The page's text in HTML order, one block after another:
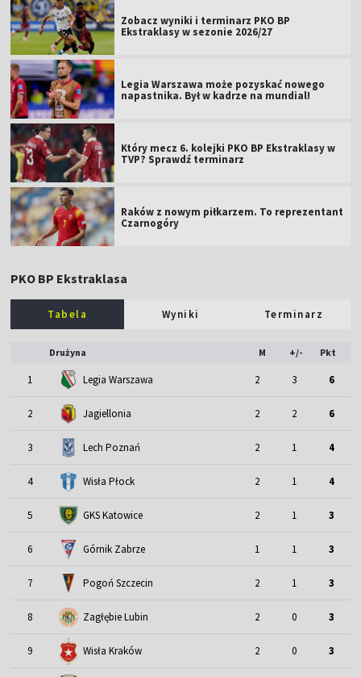
Zobacz wyniki i terminarz PKO BP
Ekstraklasy w sezonie 2026/27
Legia Warszawa może pozyskać nowego
napastnika. Był w kadrze na mundial!
Który mecz 6. kolejki PKO BP Ekstraklasy w
TVP? Sprawdź terminarz
Raków z nowym piłkarzem. To reprezentant
Czarnogóry
PKO BP Ekstraklasa
Tabela Wyniki Terminarz
Drużyna M +/- Pkt
1 Legia Warszawa 2 3 6
2 Jagiellonia 2 2 6
3 Lech Poznań 2 1 4
4 Wisła Płock 2 1 4
5 GKS Katowice 2 1 3
6 Górnik Zabrze 1 1 3
7 Pogoń Szczecin 2 1 3
8 Zagłębie Lubin 2 0 3
9 Wisła Kraków 2 0 3